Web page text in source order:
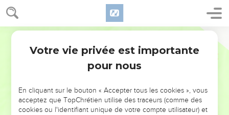
NE MANQUEZ PAS L’ÉVÉNEMENT
DE L’ANNÉE !
Votre vie privée est importante
pour nous
En cliquant sur le bouton « Accepter tous les cookies », vous
acceptez que TopChrétien utilise des traceurs (comme des
cookies ou l'identifiant unique de votre compte utilisateur) et